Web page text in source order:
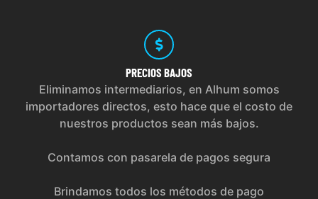
PRECIOS BAJOS
Eliminamos intermediarios, en Alhum somos
importadores directos, esto hace que el costo de
nuestros productos sean más bajos.
Contamos con pasarela de pagos segura
Brindamos todos los métodos de pago